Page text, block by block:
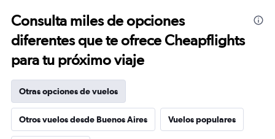
Consulta miles de opciones
diferentes que te ofrece Cheapflights
para tu próximo viaje
Otras opciones de vuelos
Otros vuelos desde Buenos Aires Vuelos populares